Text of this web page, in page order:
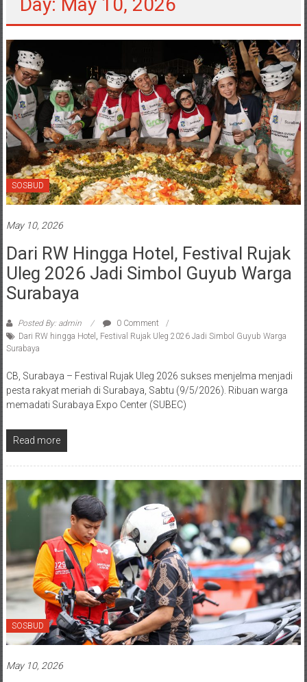
Day: May 10, 2026
SOSBUD
May 10, 2026
Dari RW Hingga Hotel, Festival Rujak
Uleg 2026 Jadi Simbol Guyub Warga
Surabaya
Posted By: admin
0 Comment
Dari RW hingga Hotel , Festival Rujak Uleg 2026 Jadi Simbol Guyub Warga
Surabaya
CB, Surabaya – Festival Rujak Uleg 2026 sukses menjelma menjadi
pesta rakyat meriah di Surabaya, Sabtu (9/5/2026). Ribuan warga
memadati Surabaya Expo Center (SUBEC)
Read more
SOSBUD
May 10, 2026